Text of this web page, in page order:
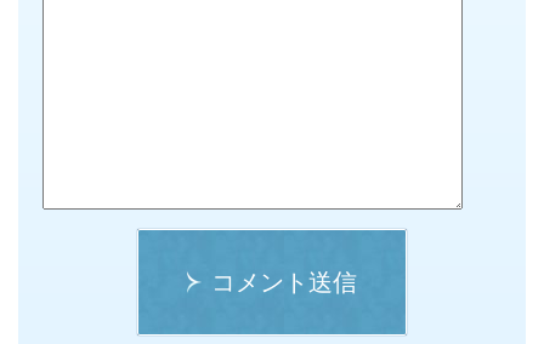
コメント送信